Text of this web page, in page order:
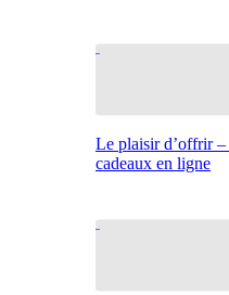
Le plaisir d’offrir –
cadeaux en ligne